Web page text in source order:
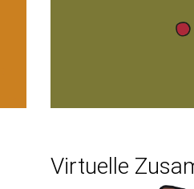
Virtuelle